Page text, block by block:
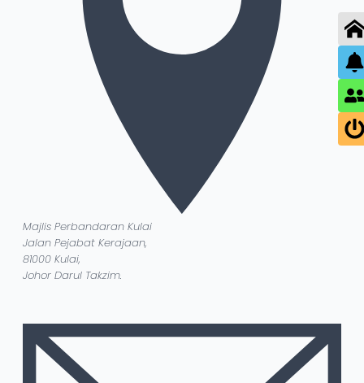
Majlis Perbandaran Kulai
Jalan Pejabat Kerajaan,
81000 Kulai,
Johor Darul Takzim.